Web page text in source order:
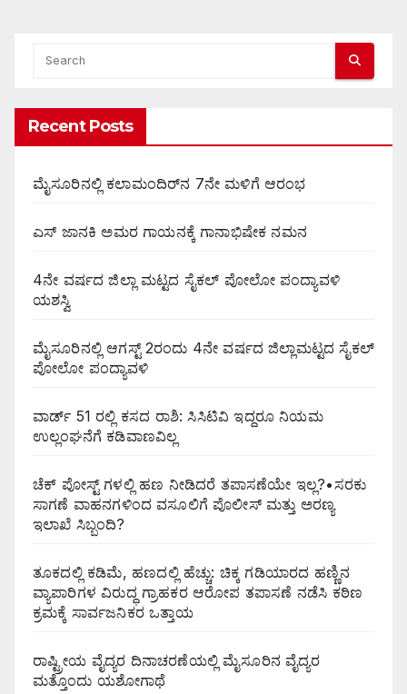
Recent Posts
ಮೈಸೂರಿನಲ್ಲಿ ಕಲಾಮಂದಿರ್‌ನ 7ನೇ ಮಳಿಗೆ ಆರಂಭ
ಎಸ್ ಜಾನಕಿ ಅಮರ ಗಾಯನಕ್ಕೆ ಗಾನಾಭಿಷೇಕ ನಮನ
4ನೇ ವರ್ಷದ ಜಿಲ್ಲಾ ಮಟ್ಟದ ಸೈಕಲ್ ಪೋಲೋ ಪಂದ್ಯಾವಳಿ
ಯಶಸ್ವಿ
ಮೈಸೂರಿನಲ್ಲಿ ಆಗಸ್ಟ್‌ 2ರಂದು 4ನೇ ವರ್ಷದ ಜಿಲ್ಲಾಮಟ್ಟದ ಸೈಕಲ್
ಪೋಲೋ ಪಂದ್ಯಾವಳಿ
ವಾರ್ಡ್ 51 ರಲ್ಲಿ ಕಸದ ರಾಶಿ: ಸಿಸಿಟಿವಿ ಇದ್ದರೂ ನಿಯಮ
ಉಲ್ಲಂಘನೆಗೆ ಕಡಿವಾಣವಿಲ್ಲ
ಚೆಕ್ ಪೋಸ್ಟ್ ಗಳಲ್ಲಿ ಹಣ ನೀಡಿದರೆ ತಪಾಸಣೆಯೇ ಇಲ್ಲ?•ಸರಕು
ಸಾಗಣೆ ವಾಹನಗಳಿಂದ ವಸೂಲಿಗೆ ಪೊಲೀಸ್ ಮತ್ತು ಅರಣ್ಯ
ಇಲಾಖೆ ಸಿಬ್ಬಂದಿ?
ತೂಕದಲ್ಲಿ ಕಡಿಮೆ, ಹಣದಲ್ಲಿ ಹೆಚ್ಚು: ಚಿಕ್ಕ ಗಡಿಯಾರದ ಹಣ್ಣಿನ
ವ್ಯಾಪಾರಿಗಳ ವಿರುದ್ಧ ಗ್ರಾಹಕರ ಆರೋಪ ತಪಾಸಣೆ ನಡೆಸಿ ಕಠಿಣ
ಕ್ರಮಕ್ಕೆ ಸಾರ್ವಜನಿಕರ ಒತ್ತಾಯ
ರಾಷ್ಟ್ರೀಯ ವೈದ್ಯರ ದಿನಾಚರಣೆಯಲ್ಲಿ ಮೈಸೂರಿನ ವೈದ್ಯರ
ಮತ್ತೊಂದು ಯಶೋಗಾಥೆ